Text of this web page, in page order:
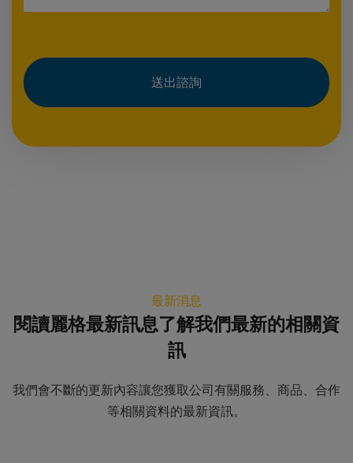
送出諮詢
最新消息
閱讀麗格最新訊息了解我們最新的相關資
訊
我們會不斷的更新內容讓您獲取公司有關服務、商品、合作
等相關資料的最新資訊。